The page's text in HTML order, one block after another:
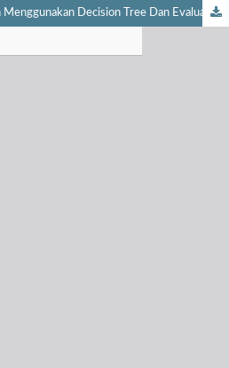
Klasifikasi Jenis Kendaraan Menggunakan Decision Tree Dan Evaluasi Akurasi Melalui Confusion Matrix